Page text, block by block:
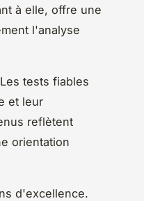
à elle, offre une
l'analyse
tests fiables
et leur
reflètent
orientation
d'excellence.